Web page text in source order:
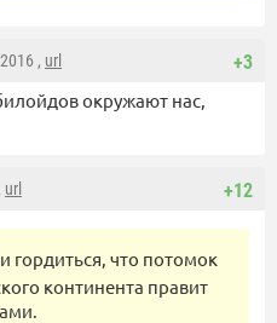
+3
, url
окружают нас,
+12
url
гордиться, что потомок
континента правит